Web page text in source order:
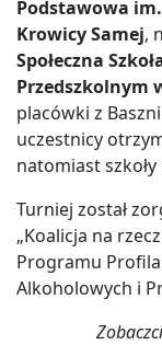
Podstawowa
Krowicy Samej,
Społeczna
Przedszkolnym
placówki z
uczestnicy
natomiast
Turniej został
„Koalicja na
Programu
Alkoholowych i